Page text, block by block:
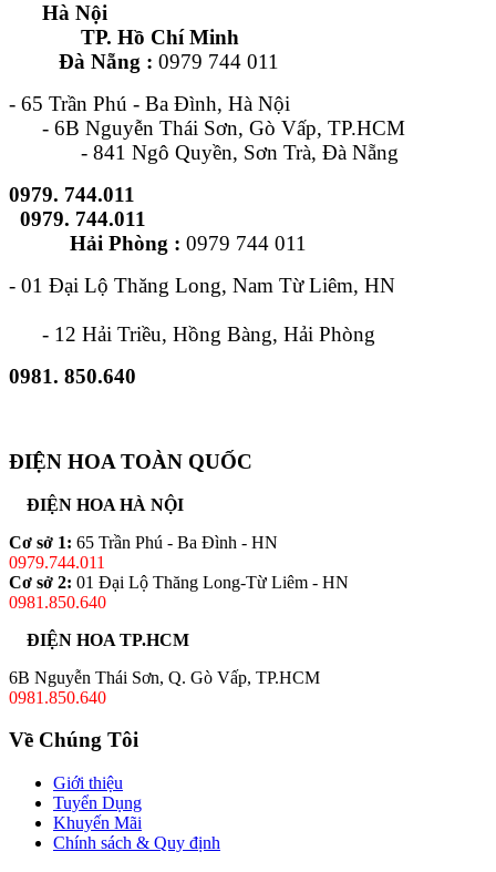
Hà Nội
TP. Hồ Chí Minh
Đà Nẵng : 0979 744 011
- 65 Trần Phú - Ba Đình, Hà Nội
- 6B Nguyễn Thái Sơn, Gò Vấp, TP.HCM
- 841 Ngô Quyền, Sơn Trà, Đà Nẵng
0979. 744.011
0979. 744.011
Hải Phòng : 0979 744 011
- 01 Đại Lộ Thăng Long, Nam Từ Liêm, HN
- 12 Hải Triều, Hồng Bàng, Hải Phòng
0981. 850.640
ĐIỆN HOA TOÀN QUỐC
ĐIỆN HOA HÀ NỘI
Cơ sở 1: 65 Trần Phú - Ba Đình - HN
0979.744.011
Cơ sở 2: 01 Đại Lộ Thăng Long-Từ Liêm - HN
0981.850.640
ĐIỆN HOA TP.HCM
6B Nguyễn Thái Sơn, Q. Gò Vấp, TP.HCM
0981.850.640
Về Chúng Tôi
Giới thiệu
Tuyển Dụng
Khuyến Mãi
Chính sách & Quy định